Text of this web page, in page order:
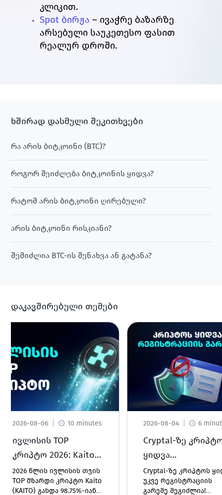
კლიკით.
Spot ბირჟა – ივაჭრე ბაზარზე
არსებული საუკეთესო ფასით
რეალურ დროში.
ხშირად დასმული შეკითხვები
რა არის ბიტკოინი (BTC)?
როგორ შეიძლება ბიტკოინის ყიდვა?
რატომ არის ბიტკოინი ღირებული?
არის ბიტკოინი რისკიანი?
შემიძლია BTC-ის შენახვა ან გატანა?
დაკავშირებული თემები
2026-08-06 10 minutes
ივლისის TOP
კრიპტო 2026: Kaito
(KAITO)
2026 წლის ივლისის თვის
TOP მზარდი კრიპტო Kaito
(KAITO) გახდა 98.75%-იანი
2026-08-04 6
Cryptal-ზე
ყიდვა
რეგისტრაციის
გარეშე - რა
Cryptal-ზე კრიპტოს
უკვე რეგისტრაციის
გარეშე შეგიძლია!